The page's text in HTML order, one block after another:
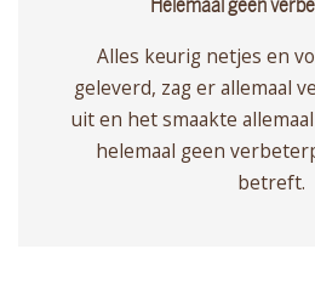
Helemaal geen
Alles keurig netjes en
geleverd, zag er allemaal
uit en het smaakte
helemaal geen
betreft.